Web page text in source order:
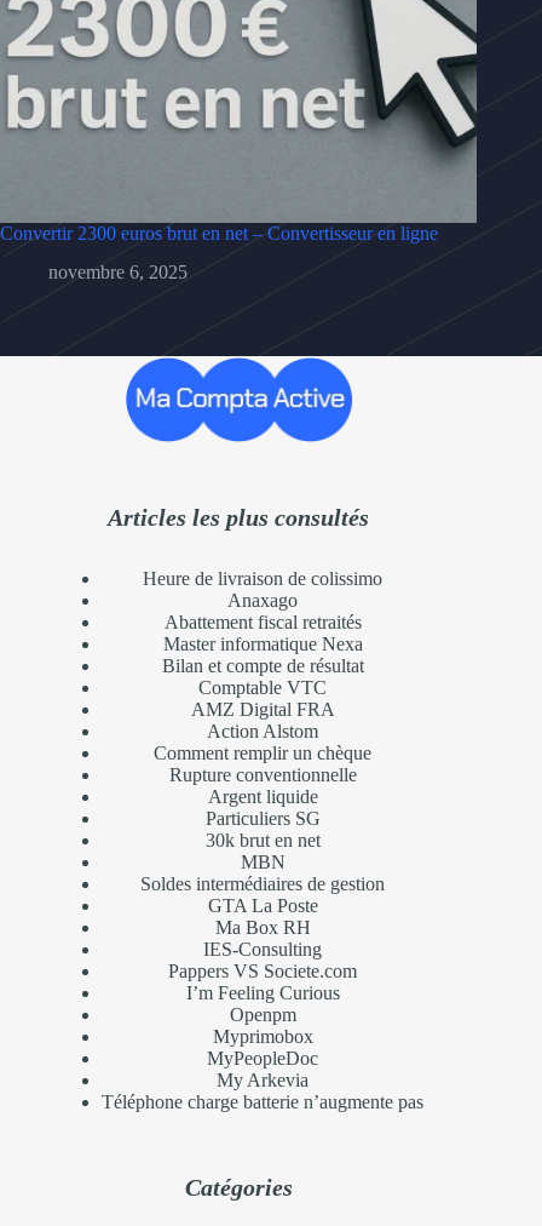
Convertir 2300 euros brut en net – Convertisseur en ligne
novembre 6, 2025
Articles les plus consultés
Heure de livraison de colissimo
Anaxago
Abattement fiscal retraités
Master informatique Nexa
Bilan et compte de résultat
Comptable VTC
AMZ Digital FRA
Action Alstom
Comment remplir un chèque
Rupture conventionnelle
Argent liquide
Particuliers SG
30k brut en net
MBN
Soldes intermédiaires de gestion
GTA La Poste
Ma Box RH
IES-Consulting
Pappers VS Societe.com
I’m Feeling Curious
Openpm
Myprimobox
MyPeopleDoc
My Arkevia
Téléphone charge batterie n’augmente pas
Catégories